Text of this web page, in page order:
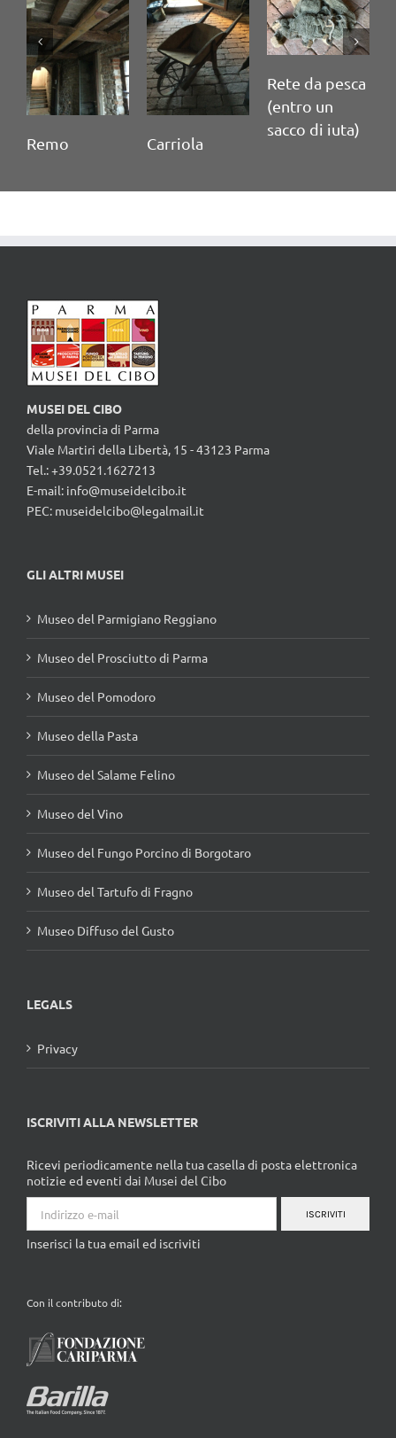
Remo Carriola
Rete da pesca
(entro un
sacco di iuta)
MUSEI DEL CIBO
della provincia di Parma
Viale Martiri della Libertà, 15 - 43123 Parma
Tel.: +39.0521.1627213
E-mail: info@museidelcibo.it
PEC: museidelcibo@legalmail.it
GLI ALTRI MUSEI
Museo del Parmigiano Reggiano
Museo del Prosciutto di Parma
Museo del Pomodoro
Museo della Pasta
Museo del Salame Felino
Museo del Vino
Museo del Fungo Porcino di Borgotaro
Museo del Tartufo di Fragno
Museo Diffuso del Gusto
LEGALS
Privacy
ISCRIVITI ALLA NEWSLETTER
Ricevi periodicamente nella tua casella di posta elettronica
notizie ed eventi dai Musei del Cibo
ISCRIVITI
Inserisci la tua email ed iscriviti
Con il contributo di: